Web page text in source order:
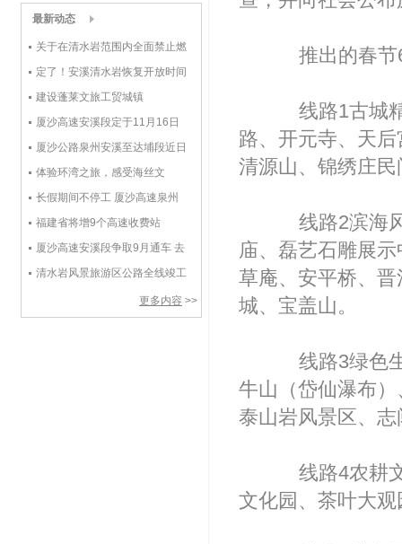
最新动态
关于在清水岩范围内全面禁止燃
定了！安溪清水岩恢复开放时间
建设蓬莱文旅工贸城镇
厦沙高速安溪段定于11月16日
厦沙公路泉州安溪至达埔段近日
体验环湾之旅，感受海丝文
日举行
长假期间不停工 厦沙高速泉州
福建省将增9个高速收费站
厦沙高速安溪段争取9月通车 去
清水岩风景旅游区公路全线竣工
更多内容 >>
推出的春节6
线路1古城精
路、开元寺、天
清源山、锦绣庄
线路2滨海风
庙、磊艺石雕展
草庵、安平桥、
城、宝盖山。
线路3绿色生
牛山（岱仙瀑布
泰山岩风景区、
线路4农耕文
文化园、茶叶大